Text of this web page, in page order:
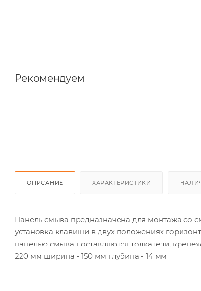
Рекомендуем
ОПИСАНИЕ ХАРАКТЕРИСТИКИ
Панель смыва предназначена для монтажа со
установка клавиши в двух положениях
панелью смыва поставляются толкатели,
220 мм ширина - 150 мм глубина - 14 мм